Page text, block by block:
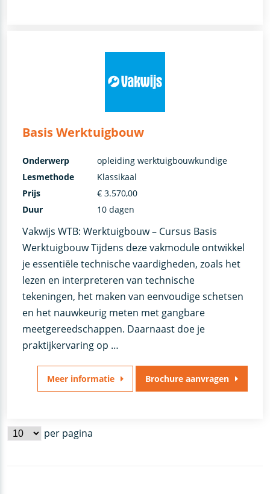
Basis Werktuigbouw
Vakwijs WTB: Werktuigbouw – Cursus Basis
Werktuigbouw Tijdens deze vakmodule ontwikkel
je essentiële technische vaardigheden, zoals het
lezen en interpreteren van technische
tekeningen, het maken van eenvoudige schetsen
en het nauwkeurig meten met gangbare
meetgereedschappen. Daarnaast doe je
praktijkervaring op …
Onderwerp
opleiding werktuigbouwkundige
Lesmethode
Klassikaal
Prijs
€ 3.570,00
Duur
10 dagen
Meer informatie Brochure aanvragen
per pagina